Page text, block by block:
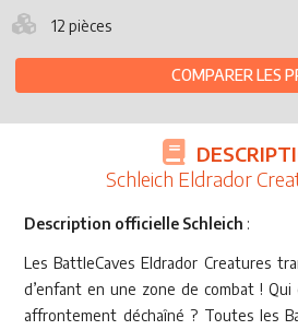
12 pièces
COMPARER LES
Schleich Eldrador
Description officielle Schleich :
Les BattleCaves Eldrador Creatures
d’enfant en une zone de combat ! Qui
affrontement déchaîné ? Toutes les